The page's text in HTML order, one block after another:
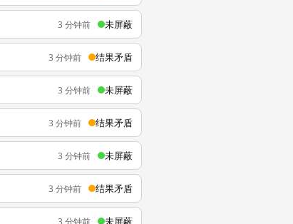
3 分钟前 未屏蔽
3 分钟前 结果矛盾
3 分钟前 未屏蔽
3 分钟前 结果矛盾
3 分钟前 未屏蔽
3 分钟前 结果矛盾
3 分钟前 未屏蔽